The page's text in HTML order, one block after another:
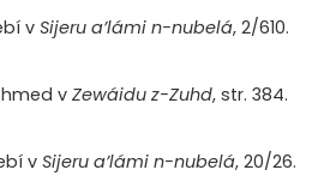
v Sijeru a’lámi n-nubelá, 2/610.
vZewáidu z-Zuhd, str. 384.
v Sijeru a’lámi n-nubelá, 20/26.